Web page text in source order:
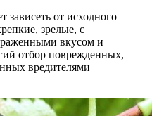
зависеть от исходного
зрелые, с
вкусом и
отбор поврежденных,
вредителями